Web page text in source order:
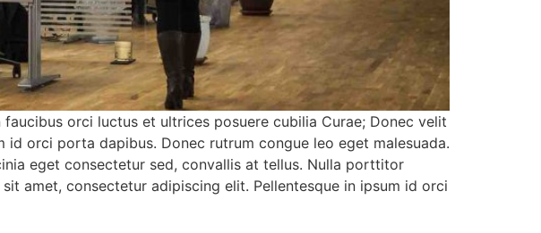
orci luctus et ultrices posuere cubilia Curae; Donec velit
orci porta dapibus. Donec rutrum congue leo eget malesuada.
eget consectetur sed, convallis at tellus. Nulla porttitor
amet, consectetur adipiscing elit. Pellentesque in ipsum id orci